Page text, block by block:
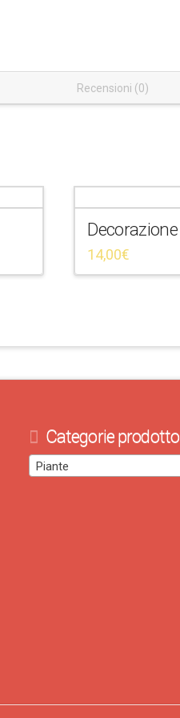
Recensioni (0)
Decorazione
14,00€
Categorie prodotto
Piante